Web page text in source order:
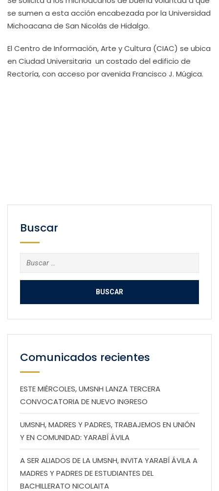
se sumen a esta acción encabezada por la Universidad
Michoacana de San Nicolás de Hidalgo.
El Centro de Información, Arte y Cultura (CIAC) se ubica
en Ciudad Universitaria un costado del edificio de
Rectoría, con acceso por avenida Francisco J. Múgica.
Buscar
Buscar:
Comunicados recientes
ESTE MIÉRCOLES, UMSNH LANZA TERCERA
CONVOCATORIA DE NUEVO INGRESO
UMSNH, MADRES Y PADRES, TRABAJEMOS EN UNIÓN
Y EN COMUNIDAD: YARABÍ ÁVILA
A SER ALIADOS DE LA UMSNH, INVITA YARABÍ ÁVILA A
MADRES Y PADRES DE ESTUDIANTES DEL
BACHILLERATO NICOLAITA